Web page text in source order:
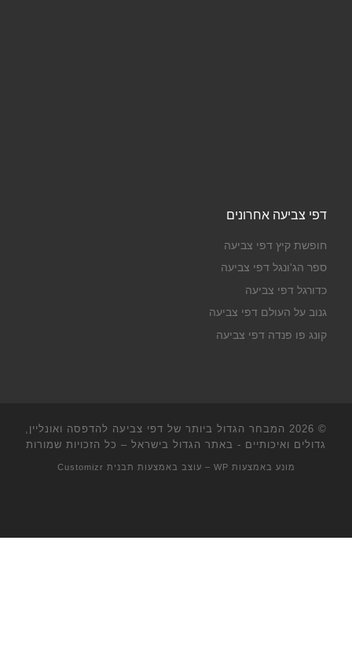
דפי צביעה אחרונים
חופשת קיץ דפי צביעה
ספר הג'ונגל דפי צביעה
כדורגל דפי צביעה
גנוב על העולם דפי צביעה
קונג פו פנדה דפי צביעה
© 2026
המבחר הגדול ביותר של דפי צביעה להדפסה ואונליין,
גדולים ואיכותיים - באתר הגדול בישראל – כל הזכויות שמורות
מונע באמצעות WP – עוצב באמצעות תבנית Customizr